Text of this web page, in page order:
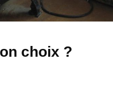
choix ?